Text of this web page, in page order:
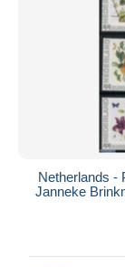
Netherlands -
Janneke